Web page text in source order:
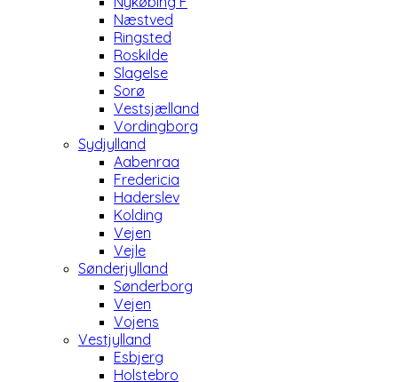
Næstved
Ringsted
Roskilde
Slagelse
Sorø
Vestsjælland
Vordingborg
Sydjylland
Aabenraa
Fredericia
Haderslev
Kolding
Vejen
Vejle
Sønderjylland
Sønderborg
Vejen
Vojens
Vestjylland
Esbjerg
Holstebro